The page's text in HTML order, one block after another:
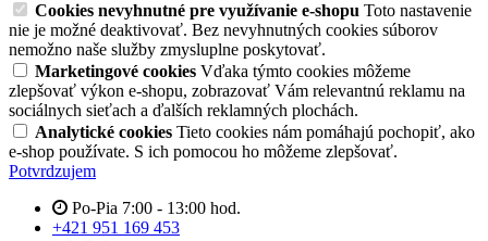
Cookies nevyhnutné pre využívanie e-shopu Toto nastavenie
nie je možné deaktivovať. Bez nevyhnutných cookies súborov
nemožno naše služby zmysluplne poskytovať.
Marketingové cookies Vďaka týmto cookies môžeme
zlepšovať výkon e-shopu, zobrazovať Vám relevantnú reklamu na
sociálnych sieťach a ďalších reklamných plochách.
Analytické cookies Tieto cookies nám pomáhajú pochopiť, ako
e-shop používate. S ich pomocou ho môžeme zlepšovať.
Potvrdzujem
Po-Pia 7:00 - 13:00 hod.
+421 951 169 453